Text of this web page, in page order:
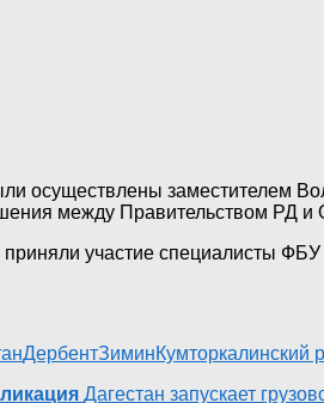
осуществлены заместителем
между Правительством РД и
участие специалисты
ДербентЗиминКумторкалинский
Дагестан запускает